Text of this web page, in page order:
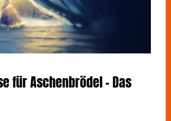
für Aschenbrödel - Das